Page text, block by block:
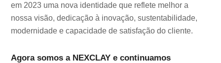
em 2023 uma nova identidade que reflete melhor a
nossa visão, dedicação à inovação, sustentabilidade,
modernidade e capacidade de satisfação do cliente.
Agora somos a NEXCLAY e continuamos